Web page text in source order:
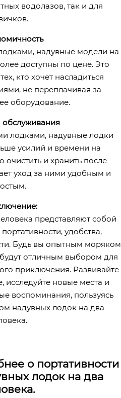
водолазов, так и для
надувные модели на
доступны по цене. Это
кто хочет насладиться
не переплачивая за
оборудование.
обслуживания
лодками, надувные лодки
усилий и времени на
очистить и хранить после
уход за ними удобным и
представляют собой
удобства,
Будь вы опытным моряком
отличным выбором для
приключения. Развивайте
новые места и
воспоминания, пользуясь
надувных лодок на два
о портативности
лодок на два